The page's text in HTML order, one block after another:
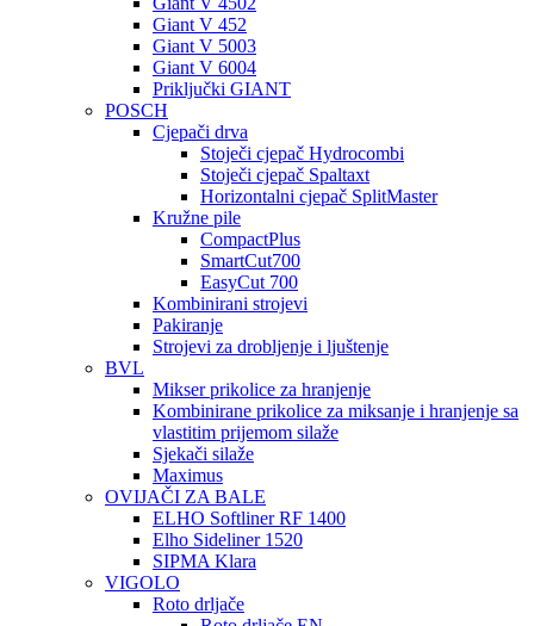
Giant V 452
Giant V 5003
Giant V 6004
Priključki GIANT
POSCH
Cjepači drva
Stoječi cjepač Hydrocombi
Stoječi cjepač Spaltaxt
Horizontalni cjepač SplitMaster
Kružne pile
CompactPlus
SmartCut700
EasyCut 700
Kombinirani strojevi
Pakiranje
Strojevi za drobljenje i ljuštenje
BVL
Mikser prikolice za hranjenje
Kombinirane prikolice za miksanje i hranjenje sa
vlastitim prijemom silaže
Sjekači silaže
Maximus
OVIJAČI ZA BALE
ELHO Softliner RF 1400
Elho Sideliner 1520
SIPMA Klara
VIGOLO
Roto drljače